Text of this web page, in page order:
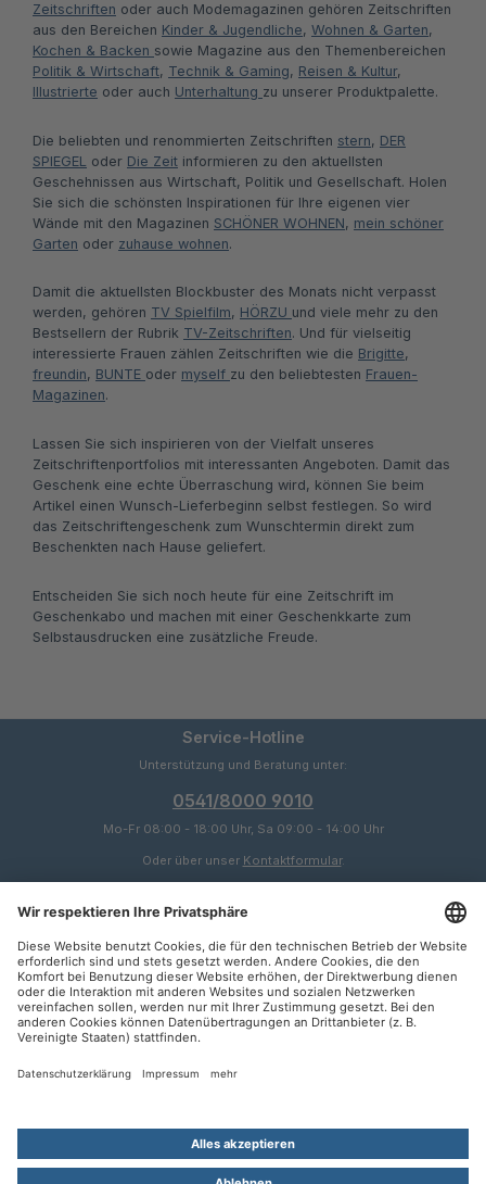
Zeitschriften oder auch Modemagazinen gehören Zeitschriften
aus den Bereichen Kinder & Jugendliche, Wohnen & Garten,
Kochen & Backen sowie Magazine aus den Themenbereichen
Politik & Wirtschaft, Technik & Gaming, Reisen & Kultur,
Illustrierte oder auch Unterhaltung zu unserer Produktpalette.
Die beliebten und renommierten Zeitschriften stern, DER
SPIEGEL
oder Die Zeit informieren zu den aktuellsten
Geschehnissen aus Wirtschaft, Politik und Gesellschaft. Holen
Sie sich die schönsten Inspirationen für Ihre eigenen vier
Wände mit den Magazinen SCHÖNER WOHNEN, mein schöner
Garten oder zuhause wohnen.
Damit die aktuellsten Blockbuster des Monats nicht verpasst
werden, gehören TV Spielfilm, HÖRZU und viele mehr zu den
Bestsellern der Rubrik TV-Zeitschriften. Und für vielseitig
interessierte Frauen zählen Zeitschriften wie die Brigitte,
freundin, BUNTE oder myself zu den beliebtesten Frauen-
Magazinen.
Lassen Sie sich inspirieren von der Vielfalt unseres
Zeitschriftenportfolios mit interessanten Angeboten. Damit das
Geschenk eine echte Überraschung wird, können Sie beim
Artikel einen Wunsch-Lieferbeginn selbst festlegen. So wird
das Zeitschriftengeschenk zum Wunschtermin direkt zum
Beschenkten nach Hause geliefert.
Entscheiden Sie sich noch heute für eine Zeitschrift im
Geschenkabo und machen mit einer Geschenkkarte zum
Selbstausdrucken eine zusätzliche Freude.
Service-Hotline
Unterstützung und Beratung unter:
0541/8000 9010
Mo-Fr 08:00 - 18:00 Uhr, Sa 09:00 - 14:00 Uhr
Oder über unser Kontaktformular.
Informationen
Zahlungsarten